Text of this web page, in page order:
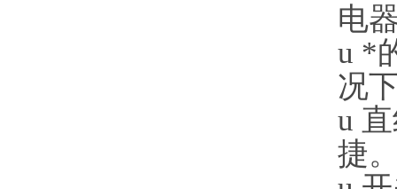
电
u *
况
u
捷